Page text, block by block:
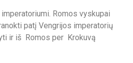
Romos vyskupai
patį Vengrijos imperatorių
ir iš Romos per Krokuvą